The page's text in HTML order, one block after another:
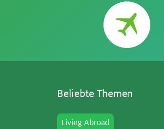
Be­lieb­te The­men
Living Abroad